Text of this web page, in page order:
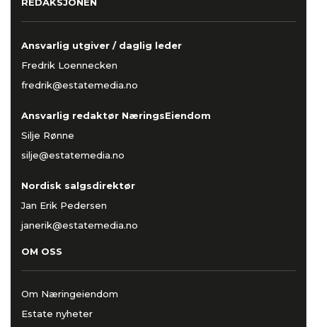
REDAKSJONEN
Ansvarlig utgiver / daglig leder
Fredrik Loennecken
fredrik@estatemedia.no
Ansvarlig redaktør NæringsEiendom
Silje Rønne
silje@estatemedia.no
Nordisk salgsdirektør
Jan Erik Pedersen
janerik@estatemedia.no
OM OSS
Om Næringeiendom
Estate nyheter